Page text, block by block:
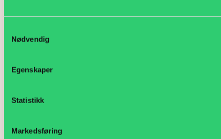
Nødvendig
Egenskaper
Statistikk
Markedsføring